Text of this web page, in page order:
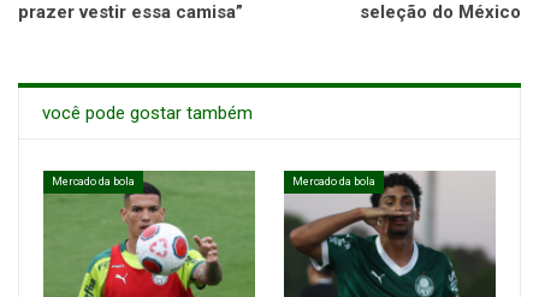
prazer vestir essa camisa”
seleção do México
você pode gostar também
Mercado da bola Mercado da bola